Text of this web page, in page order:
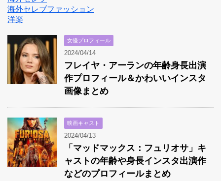
海外セレブファッション
洋楽
女優プロフィール
2024/04/14
フレイヤ・アーランの年齢身長出演
作プロフィール＆かわいいインスタ
画像まとめ
映画キャスト
2024/04/13
「マッドマックス：フュリオサ」キ
ャストの年齢や身長インスタ出演作
などのプロフィールまとめ